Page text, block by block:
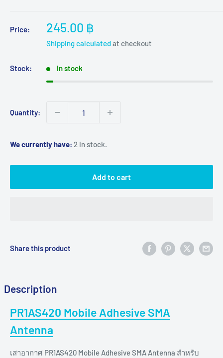
Price:
Sale
price
245.00 ฿
Shipping calculatedat checkout
Stock: In stock
Quantity:
We currently have: 2 in stock.
Add to cart
Share this product
Description
PR1AS420 Mobile Adhesive SMA
Antenna
เสาอากาศ PR1AS420 Mobile Adhesive SMA Antenna สำหรับ